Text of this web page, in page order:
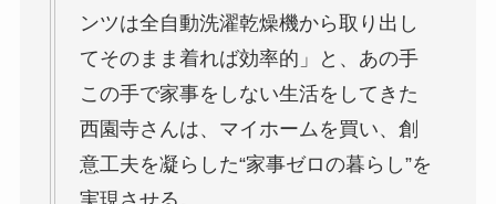
ンツは全自動洗濯乾燥機から取り出し
てそのまま着れば効率的」と、あの手
この手で家事をしない生活をしてきた
西園寺さんは、マイホームを買い、創
意工夫を凝らした“家事ゼロの暮らし”を
実現させる。